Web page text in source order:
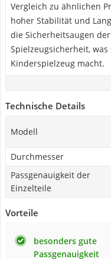
Vergleich zu ähnlichen
hoher Stabilität und
die Sicherheitsaugen
Spielzeugsicherheit,
Kinderspielzeug macht.
Technische Details
Modell
Durchmesser
Passgenauigkeit der
Einzelteile
Vorteile
besonders gute
Passgenauigkeit